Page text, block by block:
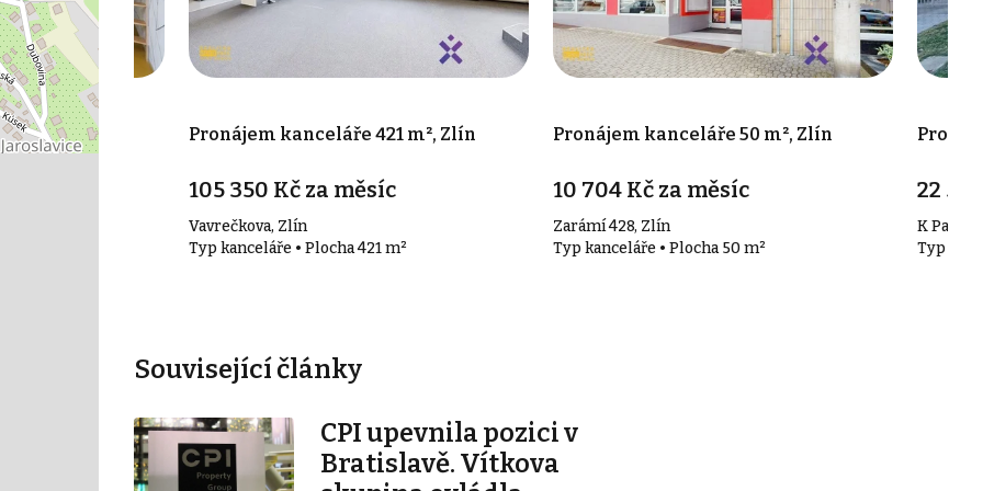
m², Zlín Pronájem kanceláře 421 m², Zlín
105 350 Kč za měsíc
Vavrečkova, Zlín
Typ kanceláře • Plocha 421 m²
Pronájem kanceláře 50 m², Zlín
10 704 Kč za měsíc
Zarámí 428, Zlín
Typ kanceláře • Plocha 50 m²
22
K
Typ
Související články
CPI upevnila pozici v
Bratislavě. Vítkova